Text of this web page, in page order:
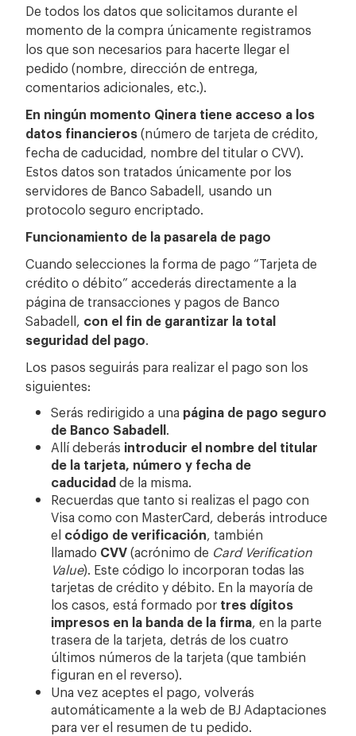
De todos los datos que solicitamos durante el
momento de la compra únicamente registramos
los que son necesarios para hacerte llegar el
pedido (nombre, dirección de entrega,
comentarios adicionales, etc.).
En ningún momento Qinera tiene acceso a los
datos financieros(número de tarjeta de crédito,
fecha de caducidad, nombre del titular o CVV).
Estos datos son tratados únicamente por los
servidores de Banco Sabadell, usando un
protocolo seguro encriptado.
Funcionamiento de la pasarela de pago
Cuando selecciones la forma de pago “Tarjeta de
crédito o débito” accederás directamente a la
página de transacciones y pagos de Banco
Sabadell, con el fin de garantizar la total
seguridad del pago.
Los pasos seguirás para realizar el pago son los
siguientes:
Serás redirigido a una página de pago seguro
de Banco Sabadell.
Allí deberás introducir el nombre del titular
de la tarjeta, número y fecha de
caducidadde la misma.
Recuerdas que tanto si realizas el pago con
Visa como con MasterCard, deberás introduce
el código de verificación, también
llamado CVV(acrónimo de Card Verification
Value). Este código lo incorporan todas las
tarjetas de crédito y débito. En la mayoría de
los casos, está formado por tres dígitos
impresos en la banda de la firma, en la parte
trasera de la tarjeta, detrás de los cuatro
últimos números de la tarjeta (que también
figuran en el reverso).
Una vez aceptes el pago, volverás
automáticamente a la web de BJ Adaptaciones
para ver el resumen de tu pedido.